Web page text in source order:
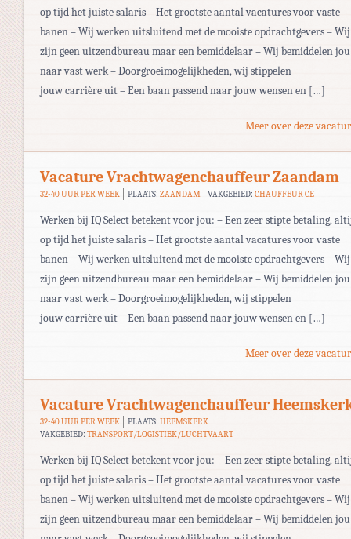
op tijd het juiste salaris – Het grootste aantal vacatures voor vaste
banen – Wij werken uitsluitend met de mooiste opdrachtgevers – Wij
zijn geen uitzendbureau maar een bemiddelaar – Wij bemiddelen jou
naar vast werk – Doorgroeimogelijkheden, wij stippelen
jouw carrière uit – Een baan passend naar jouw wensen en […]
Meer over deze
Vacature Vrachtwagenchauffeur Zaandam
32-40 UUR PER WEEK PLAATS: ZAANDAM VAKGEBIED:CHAUFFEUR CE
Werken bij IQ Select betekent voor jou: – Een zeer stipte betaling,
op tijd het juiste salaris – Het grootste aantal vacatures voor vaste
banen – Wij werken uitsluitend met de mooiste opdrachtgevers – Wij
zijn geen uitzendbureau maar een bemiddelaar – Wij bemiddelen jou
naar vast werk – Doorgroeimogelijkheden, wij stippelen
jouw carrière uit – Een baan passend naar jouw wensen en […]
Meer over deze
Vacature Vrachtwagenchauffeur
32-40 UUR PER WEEK PLAATS: HEEMSKERK
VAKGEBIED: TRANSPORT/LOGISTIEK/LUCHTVAART
Werken bij IQ Select betekent voor jou: – Een zeer stipte betaling,
op tijd het juiste salaris – Het grootste aantal vacatures voor vaste
banen – Wij werken uitsluitend met de mooiste opdrachtgevers – Wij
zijn geen uitzendbureau maar een bemiddelaar – Wij bemiddelen jou